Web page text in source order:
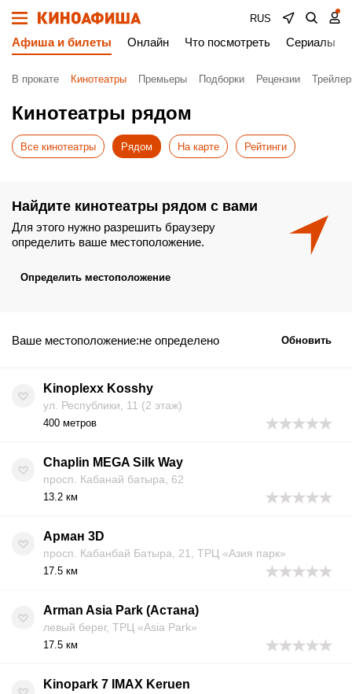
RUS
Афиша и билеты Онлайн Что посмотреть Сериалы
В прокате Кинотеатры Премьеры Подборки Рецензии
Кинотеатры рядом
Все кинотеатры Рядом На карте Рейтинги
Найдите кинотеатры рядом с вами
Для этого нужно разрешить браузеру
определить ваше местоположение.
Определить местоположение
Ваше местоположение:не определено Обновить
Kinoplexx Kosshy
ул. Республики, 11 (2 этаж)
400 метров
Chaplin MEGA Silk Way
просп. Кабанай батыра, 62
13.2 км
Арман 3D
просп. Кабанбай Батыра, 21, ТРЦ «Азия парк»
17.5 км
Arman Asia Park (Астана)
левый берег, ТРЦ «Asia Park»
17.5 км
Kinopark 7 IMAX Keruen